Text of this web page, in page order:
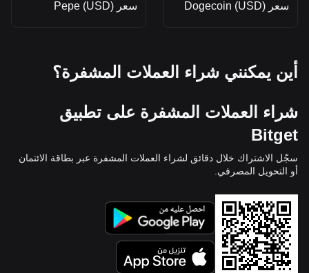
سعر Dogecoin (USD) سعر Pepe (USD)
أين يمكنني شراء العملات المشفرة؟
شراء العملات المشفرة على تطبيق
Bitget
سجّل الاشتراك خلال دقائق لشراء العملات المشفرة عبر بطاقة الائتمان
أو التحويل المصرفي.